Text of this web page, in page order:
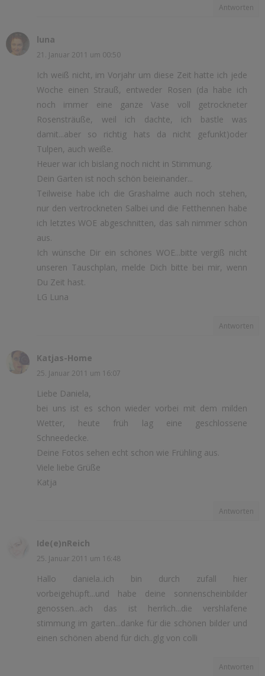
Antworten
luna
21. Januar 2011 um 00:50
Ich weiß nicht, im Vorjahr um diese Zeit hatte ich jede
Woche einen Strauß, entweder Rosen (da habe ich
noch immer eine ganze Vase voll getrockneter
Rosensträuße, weil ich dachte, ich bastle was
damit...aber so richtig hats da nicht gefunkt)oder
Tulpen, auch weiße.
Heuer war ich bislang noch nicht in Stimmung.
Dein Garten ist noch schön beieinander...
Teilweise habe ich die Grashalme auch noch stehen,
nur den vertrockneten Salbei und die Fetthennen habe
ich letztes WOE abgeschnitten, das sah nimmer schön
aus.
Ich wünsche Dir ein schönes WOE...bitte vergiß nicht
unseren Tauschplan, melde Dich bitte bei mir, wenn
Du Zeit hast.
LG Luna
Antworten
Katjas-Home
25. Januar 2011 um 16:07
Liebe Daniela,
bei uns ist es schon wieder vorbei mit dem milden
Wetter, heute früh lag eine geschlossene
Schneedecke.
Deine Fotos sehen echt schon wie Frühling aus.
Viele liebe Grüße
Katja
Antworten
Ide(e)nReich
25. Januar 2011 um 16:48
Hallo daniela..ich bin durch zufall hier
vorbeigehüpft...und habe deine sonnenscheinbilder
genossen...ach das ist herrlich...die vershlafene
stimmung im garten...danke für die schönen bilder und
einen schönen abend für dich..glg von colli
Antworten